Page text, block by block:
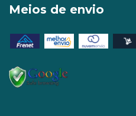
Meios de envio